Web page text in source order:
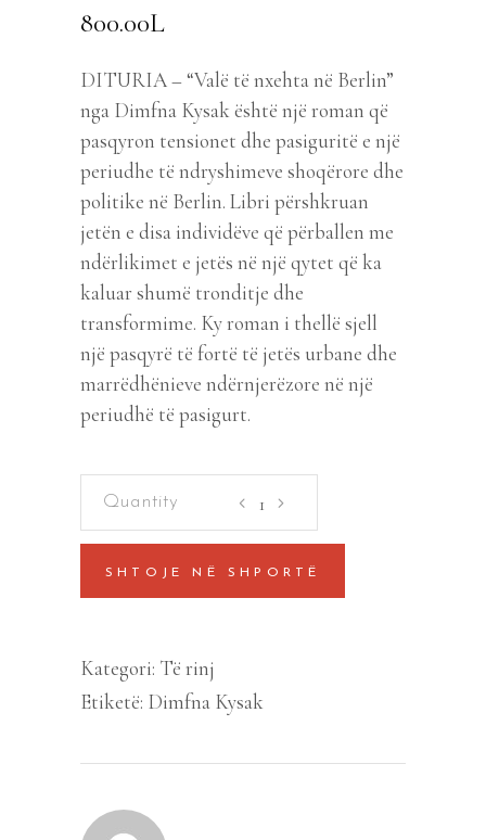
800.00L
DITURIA – “Valë të nxehta në Berlin”
nga Dimfna Kysak është një roman që
pasqyron tensionet dhe pasiguritë e një
periudhe të ndryshimeve shoqërore dhe
politike në Berlin. Libri përshkruan
jetën e disa individëve që përballen me
ndërlikimet e jetës në një qytet që ka
kaluar shumë tronditje dhe
transformime. Ky roman i thellë sjell
një pasqyrë të fortë të jetës urbane dhe
marrëdhënieve ndërnjerëzore në një
periudhë të pasigurt.
nxehta
në
SHTOJE NË SHPORTË
Kategori: Të rinj
Etiketë: Dimfna Kysak